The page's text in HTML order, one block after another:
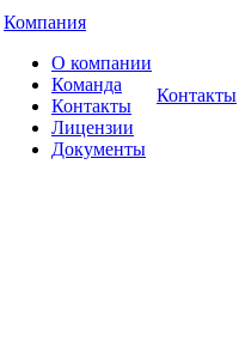
Компания
О компании
Команда
Контакты
Лицензии
Документы
Контакты